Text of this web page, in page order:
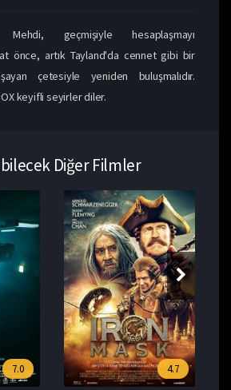
geçmişiyle hesaplaşmayı
önce, artık Tayland'da cennet gibi bir
çetesiyle yeniden buluşmalıdır.
keyifli seyirler diler.
Diğer Filmler
7.0 4.7